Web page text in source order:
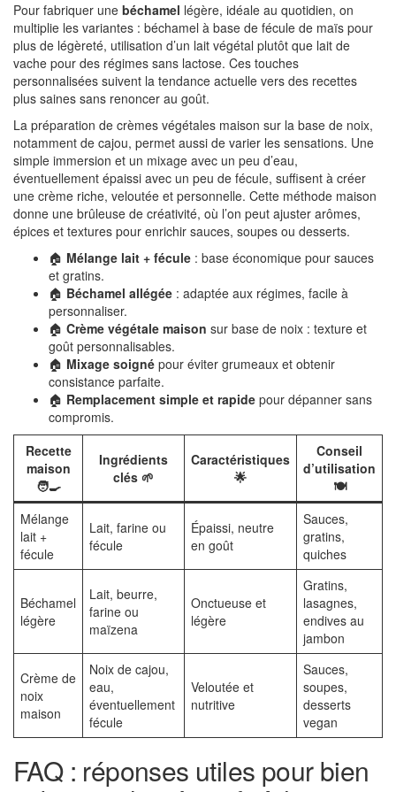
Pour fabriquer une béchamel légère, idéale au quotidien, on
multiplie les variantes : béchamel à base de fécule de maïs pour
plus de légèreté, utilisation d’un lait végétal plutôt que lait de
vache pour des régimes sans lactose. Ces touches
personnalisées suivent la tendance actuelle vers des recettes
plus saines sans renoncer au goût.
La préparation de crèmes végétales maison sur la base de noix,
notamment de cajou, permet aussi de varier les sensations. Une
simple immersion et un mixage avec un peu d’eau,
éventuellement épaissi avec un peu de fécule, suffisent à créer
une crème riche, veloutée et personnelle. Cette méthode maison
donne une brûleuse de créativité, où l’on peut ajuster arômes,
épices et textures pour enrichir sauces, soupes ou desserts.
🏠 Mélange lait + fécule : base économique pour sauces
et gratins.
🏠 Béchamel allégée : adaptée aux régimes, facile à
personnaliser.
🏠 Crème végétale maison sur base de noix : texture et
goût personnalisables.
🏠 Mixage soigné pour éviter grumeaux et obtenir
consistance parfaite.
🏠 Remplacement simple et rapide pour dépanner sans
compromis.
Recette
maison
🧑‍🍳
Ingrédients
clés 🌱
Caractéristiques
🌟
Conseil
d’utilisation
🍽️
Mélange
lait +
fécule
Lait, farine ou
fécule
Épaissi, neutre
en goût
Sauces,
gratins,
quiches
Béchamel
légère
Lait, beurre,
farine ou
maïzena
Onctueuse et
légère
Gratins,
lasagnes,
endives au
jambon
Crème de
noix
maison
Noix de cajou,
eau,
éventuellement
fécule
Veloutée et
nutritive
Sauces,
soupes,
desserts
vegan
FAQ : réponses utiles pour bien